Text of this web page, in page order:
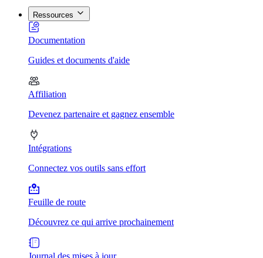
Ressources
Documentation
Guides et documents d'aide
Affiliation
Devenez partenaire et gagnez ensemble
Intégrations
Connectez vos outils sans effort
Feuille de route
Découvrez ce qui arrive prochainement
Journal des mises à jour